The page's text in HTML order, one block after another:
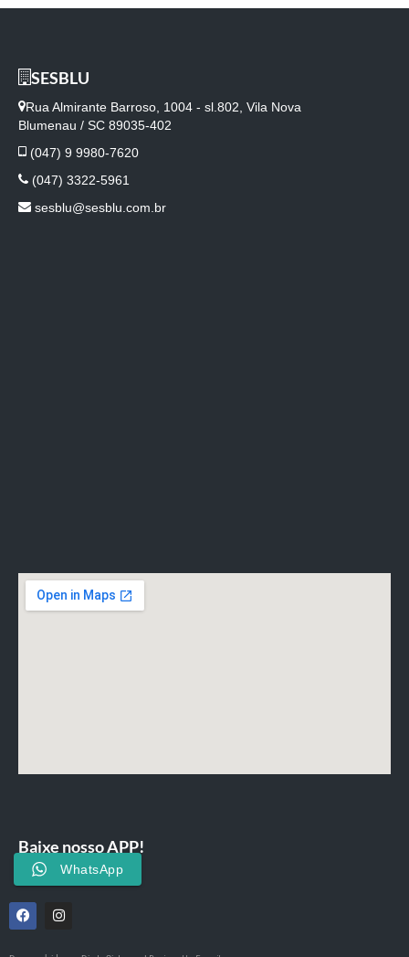
SESBLU
Rua Almirante Barroso, 1004 - sl.802, Vila Nova
Blumenau / SC 89035-402
(047) 9 9980-7620
(047) 3322-5961
sesblu@sesblu.com.br
Baixe nosso APP!
WhatsApp